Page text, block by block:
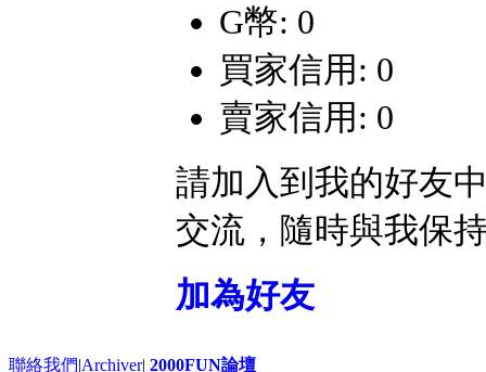
G幣: 0
買家信用: 0
賣家信用: 0
請加入到我的好友
交流，隨時與我保
加為好友
聯絡我們|Archiver| 2000FUN論壇